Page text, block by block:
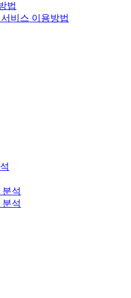
법
비스 이용방법
석
석